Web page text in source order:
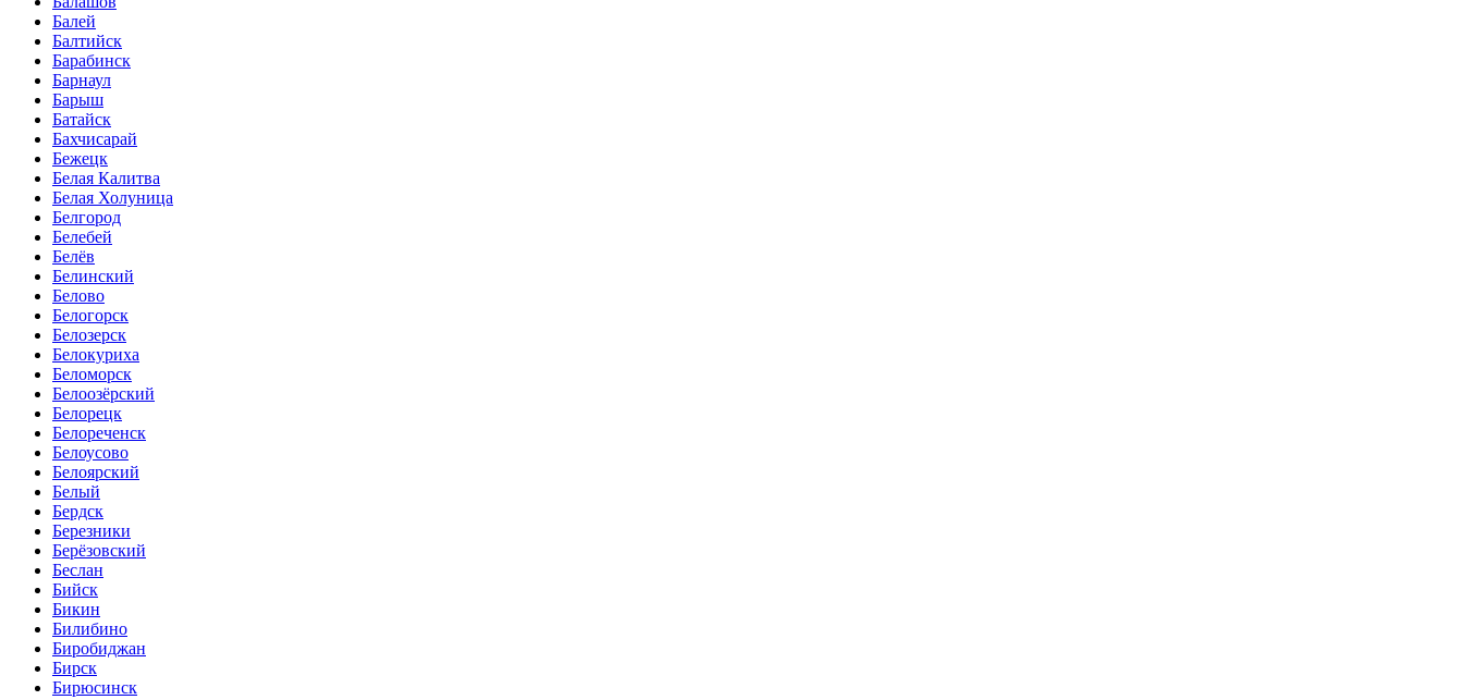
Балей
Балтийск
Барабинск
Барнаул
Барыш
Батайск
Бахчисарай
Бежецк
Белая Калитва
Белая Холуница
Белгород
Белебей
Белёв
Белинский
Белово
Белогорск
Белозерск
Белокуриха
Беломорск
Белоозёрский
Белорецк
Белореченск
Белоусово
Белоярский
Белый
Бердск
Березники
Берёзовский
Беслан
Бийск
Бикин
Билибино
Биробиджан
Бирск
Бирюсинск